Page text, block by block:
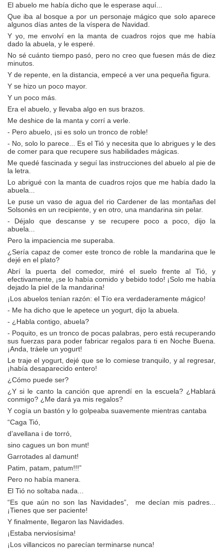
El abuelo me había dicho que le esperase aquí...
Que iba al bosque a por un personaje mágico que solo aparece
algunos días antes de la víspera de Navidad.
Y yo, me envolví en la manta de cuadros rojos que me había
dado la abuela, y le esperé.
No sé cuánto tiempo pasó, pero no creo que fuesen más de diez
minutos.
Y de repente, en la distancia, empecé a ver una pequeña figura.
Y se hizo un poco mayor.
Y un poco más.
Era el abuelo, y llevaba algo en sus brazos.
Me deshice de la manta y corrí a verle.
- Pero abuelo, ¡si es solo un tronco de roble!
- No, solo lo parece... Es el Tió y necesita que lo abrigues y le des
de comer para que recupere sus habilidades mágicas.
Me quedé fascinada y seguí las instrucciones del abuelo al pie de
la letra.
Lo abrigué con la manta de cuadros rojos que me había dado la
abuela...
Le puse un vaso de agua del rio Cardener de las montañas del
Solsonès en un recipiente, y en otro, una mandarina sin pelar.
- Déjalo que descanse y se recupere poco a poco, dijo la
abuela...
Pero la impaciencia me superaba.
¿Sería capaz de comer este tronco de roble la mandarina que le
dejé en el plato?
Abrí la puerta del comedor, miré el suelo frente al Tió, y
efectivamente, ¡se lo había comido y bebido todo! ¡Solo me había
dejado la piel de la mandarina!
¡Los abuelos tenían razón: el Tío era verdaderamente mágico!
- Me ha dicho que le apetece un yogurt, dijo la abuela.
- ¿Habla contigo, abuela?
- Poquito, es un tronco de pocas palabras, pero está recuperando
sus fuerzas para poder fabricar regalos para ti en Noche Buena.
¡Anda, tráele un yogurt!
Le traje el yogurt, dejé que se lo comiese tranquilo, y al regresar,
¡había desaparecido entero!
¿Cómo puede ser?
¿Y si le canto la canción que aprendí en la escuela? ¿Hablará
conmigo? ¿Me dará ya mis regalos?
Y cogía un bastón y lo golpeaba suavemente mientras cantaba
“Caga Tió,
d’avellana i de torró,
sino cagues un bon munt!
Garrotades al damunt!
Patim, patam, patum!!!”
Pero no había manera.
El Tió no soltaba nada...
“Es que aún no son las Navidades”, me decían mis padres...
¡Tienes que ser paciente!
Y finalmente, llegaron las Navidades.
¡Estaba nerviosísima!
¡Los villancicos no parecían terminarse nunca!